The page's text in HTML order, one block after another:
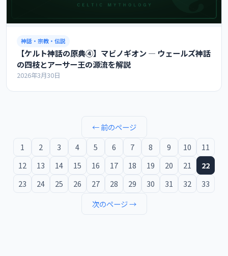
神話・宗教・伝説
【ケルト神話の原典④】マビノギオン ― ウェールズ神話
の四枝とアーサー王の源流を解説
2026年3月30日
← 前のページ
1
2 3 4 5 6 7 8 9 10
11
12
13 14 15 16 17 18 19 20 21
22
23
24 25 26 27 28 29 30 31 32
33
次のページ →